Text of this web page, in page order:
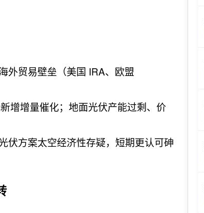
外贸易壁垒（美国 IRA、欧盟
增增量催化；地面光伏产能过剩、价
伏方案太空经济性存疑，短期更认可砷